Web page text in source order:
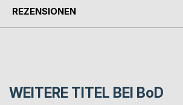
REZENSIONEN
WEITERE TITEL BEI BoD